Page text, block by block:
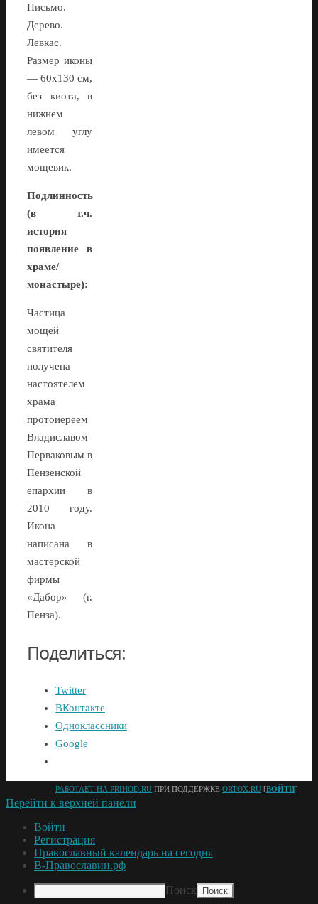
Письмо.
Дерево.
Левкас.
Размер иконы
— 60х130 см,
без киота, в
нижнем
левом углу
имеется
мощевик.
Подлинность
(в т.ч.
история
появление в
храме/
монастыре):
Частица
мощей
святителя
получена
настоятелем
храма
протоиереем
Владиславом
Перваковым в
Пензенской
епархии в
2010 году.
Икона
написана в
мастерской
фирмы
«Дабор» (г.
Пенза).
Поделиться:
Twitter
ВКонтакте
Одноклассники
Google
РАБОТАЕТ НА PRIHOD.RU ПРИ ПОДДЕРЖКЕ ORTOX.RU [ВОЙТИ]
Перейти к верхней панели
Войти
Регистрация
Православный календарь на сегодня
В-Православии.рф
Поиск